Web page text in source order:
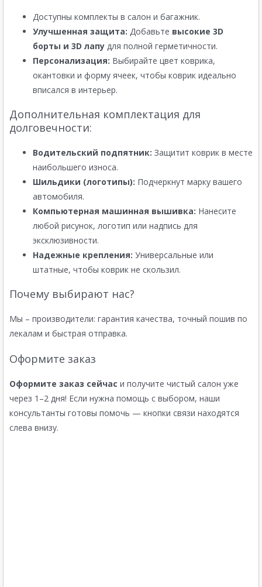
Доступны комплекты в салон и багажник.
Улучшенная защита: Добавьте высокие 3D
борты и 3D лапу для полной герметичности.
Персонализация: Выбирайте цвет коврика,
окантовки и форму ячеек, чтобы коврик идеально
вписался в интерьер.
Дополнительная комплектация для
долговечности:
Водительский подпятник: Защитит коврик в месте
наибольшего износа.
Шильдики (логотипы): Подчеркнут марку вашего
автомобиля.
Компьютерная машинная вышивка: Нанесите
любой рисунок, логотип или надпись для
эксклюзивности.
Надежные крепления: Универсальные или
штатные, чтобы коврик не скользил.
Почему выбирают нас?
Мы – производители: гарантия качества, точный пошив по
лекалам и быстрая отправка.
Оформите заказ
Оформите заказ сейчас и получите чистый салон уже
через 1–2 дня! Если нужна помощь с выбором, наши
консультанты готовы помочь — кнопки связи находятся
слева внизу.